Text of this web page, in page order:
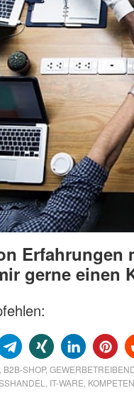
Erfahrungen
gerne einen
B2B-SHOP,
IT-WARE